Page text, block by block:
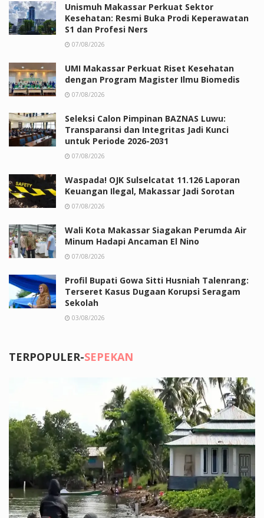
Unismuh Makassar Perkuat Sektor
Kesehatan: Resmi Buka Prodi Keperawatan
S1 dan Profesi Ners
07/08/2026
UMI Makassar Perkuat Riset Kesehatan
dengan Program Magister Ilmu Biomedis
07/08/2026
Seleksi Calon Pimpinan BAZNAS Luwu:
Transparansi dan Integritas Jadi Kunci
untuk Periode 2026-2031
07/08/2026
Waspada! OJK Sulselcatat 11.126 Laporan
Keuangan Ilegal, Makassar Jadi Sorotan
07/08/2026
Wali Kota Makassar Siagakan Perumda Air
Minum Hadapi Ancaman El Nino
07/08/2026
Profil Bupati Gowa Sitti Husniah Talenrang:
Terseret Kasus Dugaan Korupsi Seragam
Sekolah
03/08/2026
TERPOPULER-SEPEKAN